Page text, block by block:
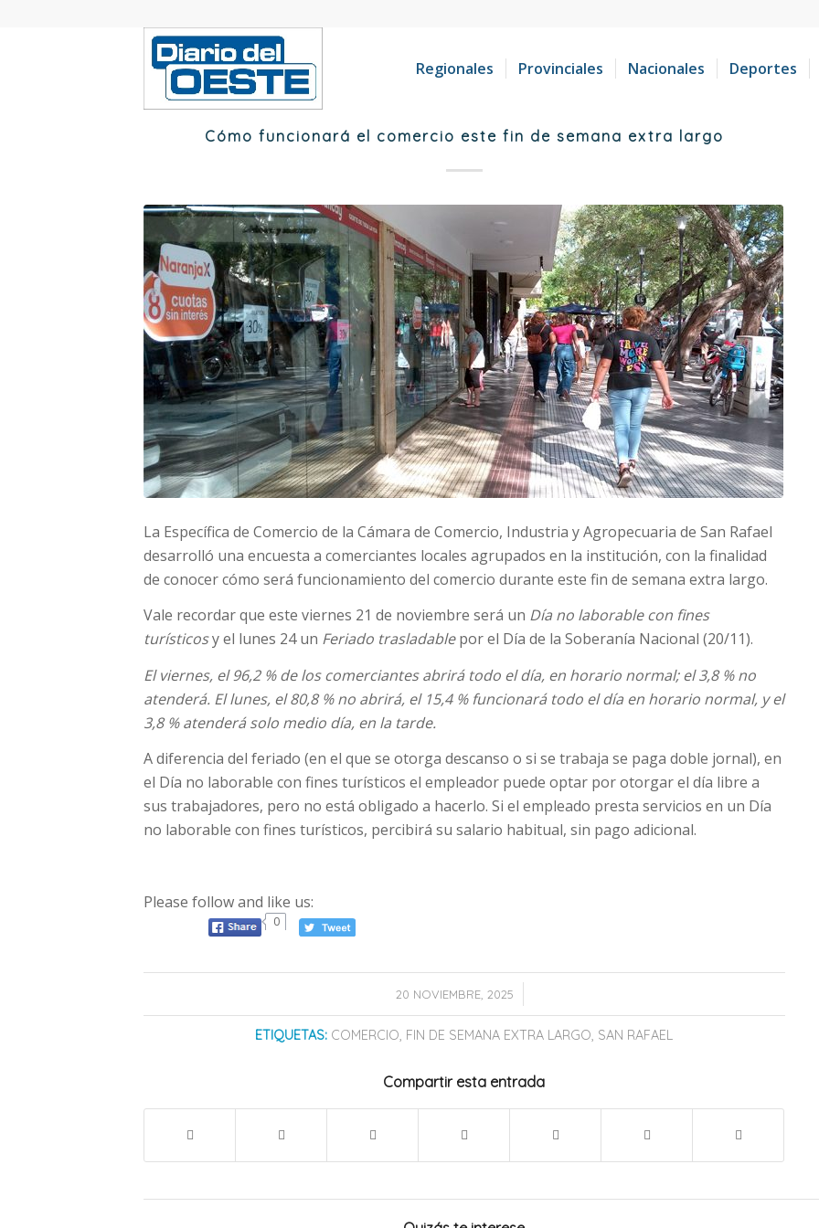
Regionales Provinciales Nacionales Deportes
Cómo funcionará el comercio este fin de semana extra largo
La Específica de Comercio de la Cámara de Comercio, Industria y Agropecuaria de San Rafael
desarrolló una encuesta a comerciantes locales agrupados en la institución, con la finalidad
de conocer cómo será funcionamiento del comercio durante este fin de semana extra largo.
Vale recordar que este viernes 21 de noviembre será un Día no laborable con fines
turísticosy el lunes 24 un Feriado trasladablepor el Día de la Soberanía Nacional (20/11).
El viernes, el 96,2 % de los comerciantes abrirá todo el día, en horario normal; el 3,8 % no
atenderá. El lunes, el 80,8 % no abrirá, el 15,4 % funcionará todo el día en horario normal, y el
3,8 % atenderá solo medio día, en la tarde.
A diferencia del feriado (en el que se otorga descanso o si se trabaja se paga doble jornal), en
el Día no laborable con fines turísticos el empleador puede optar por otorgar el día libre a
sus trabajadores, pero no está obligado a hacerlo. Si el empleado presta servicios en un Día
no laborable con fines turísticos, percibirá su salario habitual, sin pago adicional.
Please follow and like us:
0
20 NOVIEMBRE, 2025
/
ETIQUETAS: COMERCIO, FIN DE SEMANA EXTRA LARGO, SAN RAFAEL
Compartir esta entrada